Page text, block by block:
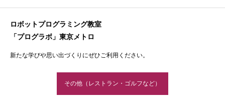
ロボットプログラミング教室
「プログラボ」東京メトロ
新たな学びや思い出づくりにぜひご利用ください。
その他（レストラン・ゴルフなど）